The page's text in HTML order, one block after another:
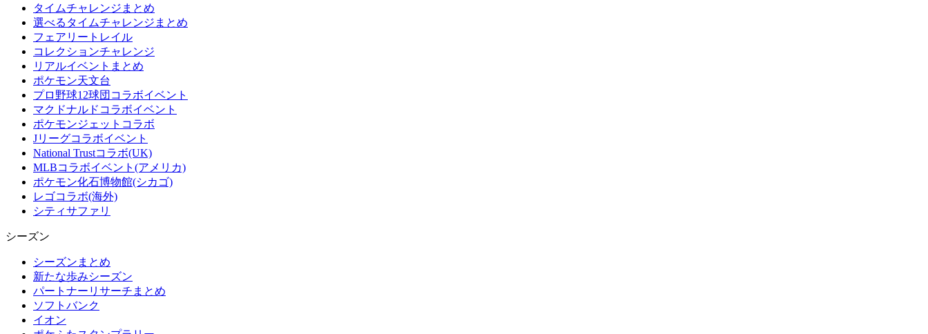
タイムチャレンジまとめ
選べるタイムチャレンジまとめ
フェアリートレイル
コレクションチャレンジ
リアルイベントまとめ
ポケモン天文台
プロ野球12球団コラボイベント
マクドナルドコラボイベント
ポケモンジェットコラボ
Jリーグコラボイベント
National Trustコラボ(UK)
MLBコラボイベント(アメリカ)
ポケモン化石博物館(シカゴ)
レゴコラボ(海外)
シティサファリ
シーズン
シーズンまとめ
新たな歩みシーズン
パートナーリサーチまとめ
ソフトバンク
イオン